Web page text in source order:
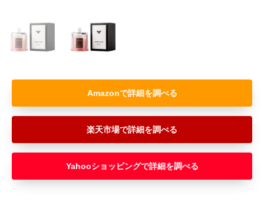
Amazon
楽天市場
Yahooショッピング